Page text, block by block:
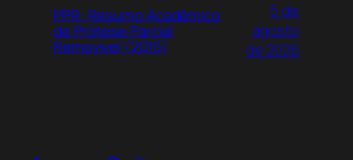
PPR: Resumo Acadêmico
de Prótese Parcial
Removível (2015)
5 de
agosto
de 2026